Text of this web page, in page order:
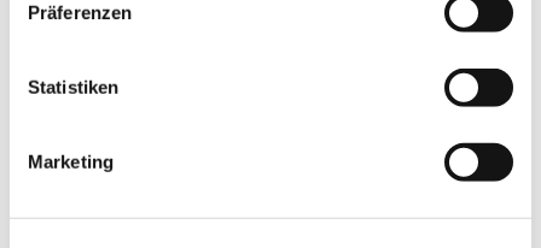
Präferenzen
Statistiken
Marketing
Dies könnte Sie auch interessieren